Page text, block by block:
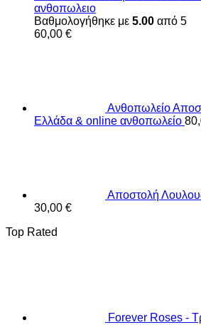
ανθοπωλειο
Βαθμολογήθηκε με 5.00 από 5
60,00 €
Ανθοπωλείο
Ελλάδα & online ανθοπωλείο
Αποστολή
30,00 €
Top Rated
Forever Roses -